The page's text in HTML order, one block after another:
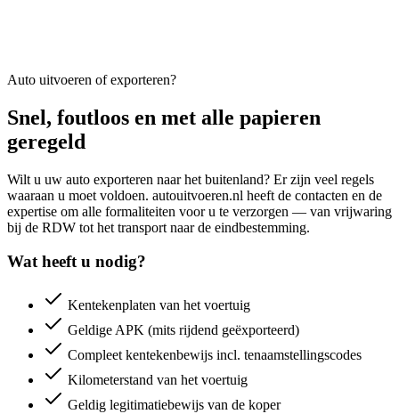
Auto uitvoeren of exporteren?
Snel, foutloos en met alle papieren
geregeld
Wilt u uw auto exporteren naar het buitenland? Er zijn veel regels
waaraan u moet voldoen. autouitvoeren.nl heeft de contacten en de
expertise om alle formaliteiten voor u te verzorgen — van vrijwaring
bij de RDW tot het transport naar de eindbestemming.
Wat heeft u nodig?
Kentekenplaten van het voertuig
Geldige APK (mits rijdend geëxporteerd)
Compleet kentekenbewijs incl. tenaamstellingscodes
Kilometerstand van het voertuig
Geldig legitimatiebewijs van de koper